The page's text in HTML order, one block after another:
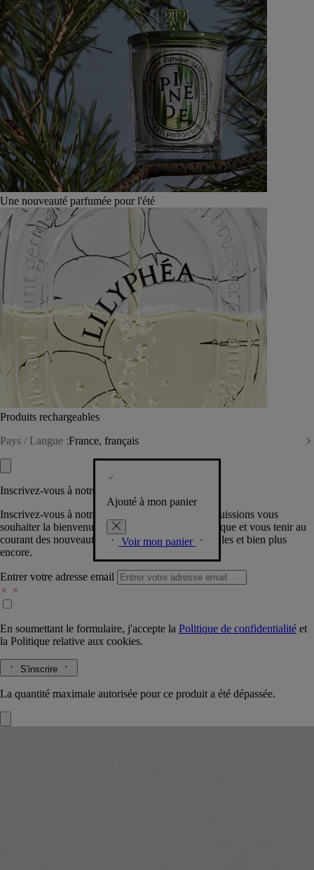
Une nouveauté parfumée pour l'été
Produits rechargeables
Pays / Langue :France, français
Ajouté à mon panier
Voir mon panier
Inscrivez-vous à notre Newsletter
Inscrivez-vous à notre newsletter pour que nous puissions vous
souhaiter la bienvenue dans la communauté Diptyque et vous tenir au
courant des nouveautés, événements, offres spéciales et bien plus
encore.
Entrer votre adresse email
En soumettant le formulaire, j'accepte la Politique de confidentialité et
la Politique relative aux cookies.
S'inscrire
La quantité maximale autorisée pour ce produit a été dépassée.